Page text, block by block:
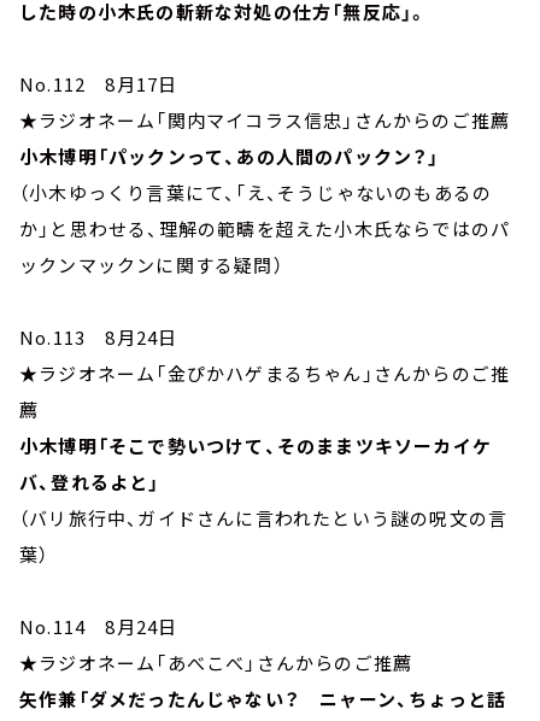
した時の小木氏の斬新な対処の仕方「無反応」。
No.112 8月17日
★ラジオネーム「関内マイコラス信忠」さんからのご推薦
小木博明「パックンって、あの人間のパックン？」
（小木ゆっくり言葉にて、「え、そうじゃないのもあるの
か」と思わせる、理解の範疇を超えた小木氏ならではのパ
ックンマックンに関する疑問）
No.113 8月24日
★ラジオネーム「金ぴかハゲまるちゃん」さんからのご推
薦
小木博明「そこで勢いつけて、そのままツキソーカイケ
バ、登れるよと」
（バリ旅行中、ガイドさんに言われたという謎の呪文の言
葉）
No.114 8月24日
★ラジオネーム「あべこべ」さんからのご推薦
矢作兼「ダメだったんじゃない？ ニャーン、ちょっと話